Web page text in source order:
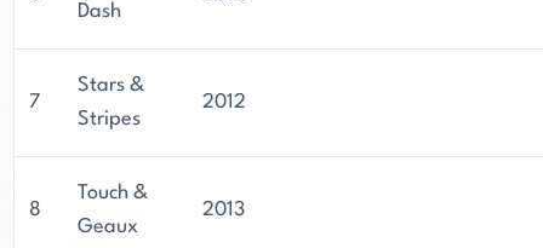
Dash
7
Stars &
Stripes
2012
8
Touch &
Geaux
2013